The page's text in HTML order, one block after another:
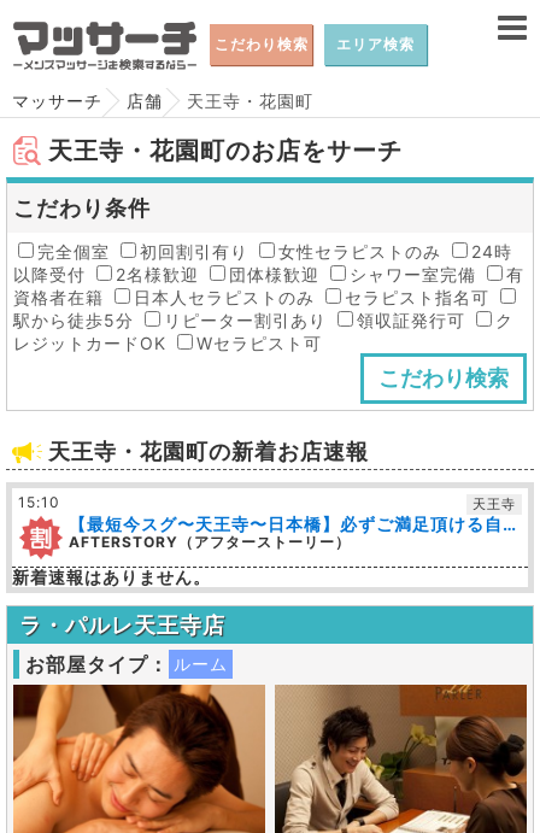
こだわり検索 エリア検索
マッサーチ 店舗 天王寺・花園町
天王寺・花園町のお店をサーチ
こだわり条件
完全個室 初回割引有り 女性セラピストのみ
24時
以降受付
2名様歓迎 団体様歓迎 シャワー室完備
有
資格者在籍
日本人セラピストのみ
セラピスト指名可
駅から徒歩5分
リピーター割引あり 領収証発行可
ク
レジットカードOK
Wセラピスト可
天王寺・花園町の新着お店速報
15:10 天王寺
【最短今スグ〜天王寺〜日本橋】必ずご満足頂ける自信があります☆
AFTERSTORY（アフターストーリー）
新着速報はありません。
ラ・パルレ天王寺店
お部屋タイプ： ルーム